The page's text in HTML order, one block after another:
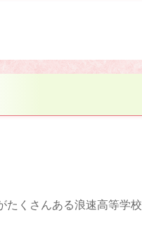
たくさんある浪速高等学校